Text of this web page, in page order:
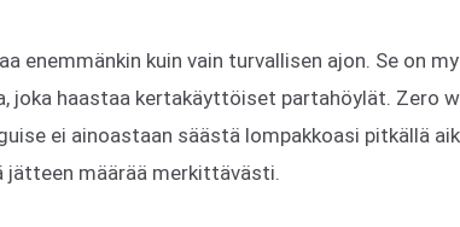
enemmänkin kuin vain turvallisen ajon. Se on
joka haastaa kertakäyttöiset partahöylät. Zero
ei ainoastaan säästä lompakkoasi pitkällä
jätteen määrää merkittävästi.